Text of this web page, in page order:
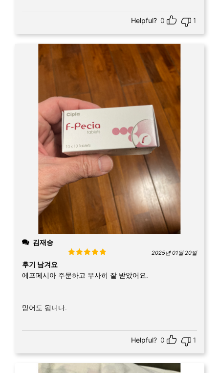
Helpful? 0 1
김재승
2025년 01월 20일
후기 남겨요
에프페시아 주문하고 무사히 잘 받았어요.
믿어도 됩니다.
Helpful? 0 1